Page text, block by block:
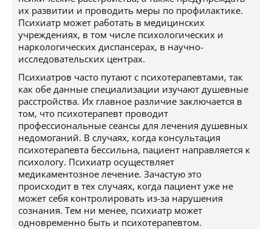
их развитии и проводить меры по профилактике.
Психиатр может работать в медицинских
учреждениях, в том числе психологических и
наркологических диспансерах, в научно-
исследовательских центрах.
Психиатров часто путают с психотерапевтами, так
как обе данные специализации изучают душевные
расстройства. Их главное различие заключается в
том, что психотерапевт проводит
профессиональные сеансы для лечения душевных
недомоганий. В случаях, когда консультация
психотерапевта бессильна, пациент направляется к
психологу. Психиатр осуществляет
медикаментозное лечение. Зачастую это
происходит в тех случаях, когда пациент уже не
может себя контролировать из-за нарушения
сознания. Тем ни менее, психиатр может
одновременно быть и психотерапевтом.